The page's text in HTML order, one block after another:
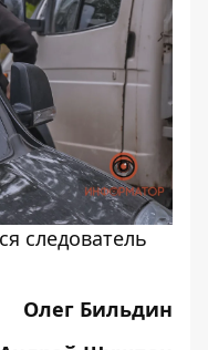
следователь
Олег Бильдин